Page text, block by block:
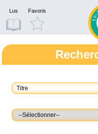
Lus Favoris